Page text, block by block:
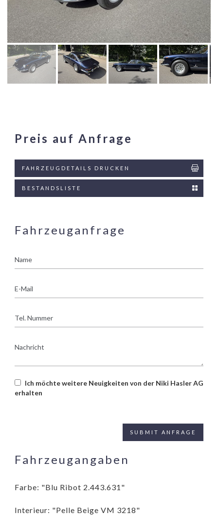
Preis auf Anfrage
FAHRZEUGDETAILS DRUCKEN
BESTANDSLISTE
Fahrzeuganfrage
Mail
Nummer
Ich möchte weitere Neuigkeiten von der Niki Hasler AG
erhalten
Fahrzeugangaben
Farbe: "Blu Ribot 2.443.631"
Interieur: "Pelle Beige VM 3218"